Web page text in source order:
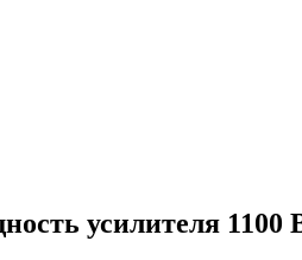
усилителя 1100